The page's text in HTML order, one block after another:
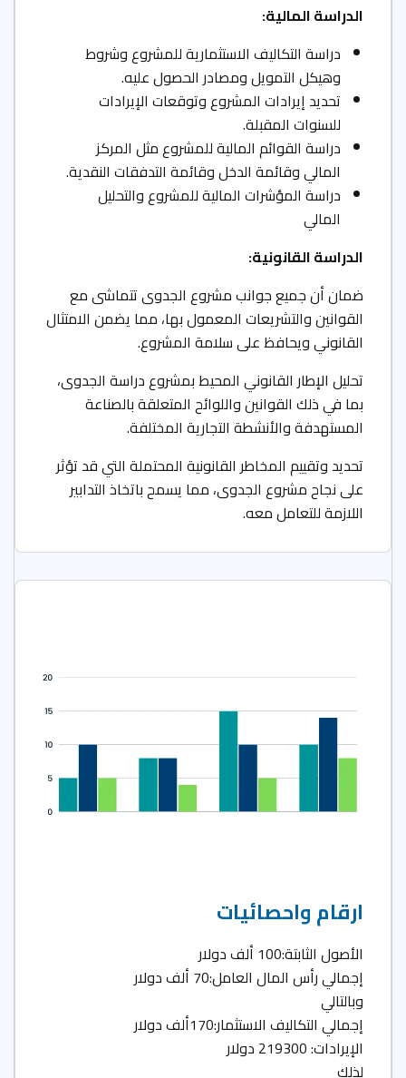
الدراسة المالية:
دراسة التكاليف الاستثمارية للمشروع وشروط
وهيكل التمويل ومصادر الحصول عليه.
تحديد إيرادات المشروع وتوقعات الإيرادات
للسنوات المقبلة.
دراسة القوائم المالية للمشروع مثل المركز
المالي وقائمة الدخل وقائمة التدفقات النقدية.
دراسة المؤشرات المالية للمشروع والتحليل
المالي
الدراسة القانونية:
ضمان أن جميع جوانب مشروع الجدوى تتماشى مع
القوانين والتشريعات المعمول بها، مما يضمن الامتثال
القانوني ويحافظ على سلامة المشروع.
تحليل الإطار القانوني المحيط بمشروع دراسة الجدوى،
بما في ذلك القوانين واللوائح المتعلقة بالصناعة
المستهدفة والأنشطة التجارية المختلفة.
تحديد وتقييم المخاطر القانونية المحتملة التي قد تؤثر
على نجاح مشروع الجدوى، مما يسمح باتخاذ التدابير
اللازمة للتعامل معه.
ارقام واحصائيات
الأصول الثابتة:100 ألف دولار
إجمالي رأس المال العامل:70 ألف دولار
وبالتالي
إجمالي التكاليف الاستثمار:170ألف دولار
الإيرادات: 219300 دولار
لذلك